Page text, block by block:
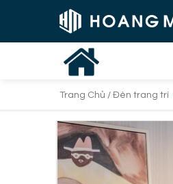
Trang Chủ / Đèn trang trí